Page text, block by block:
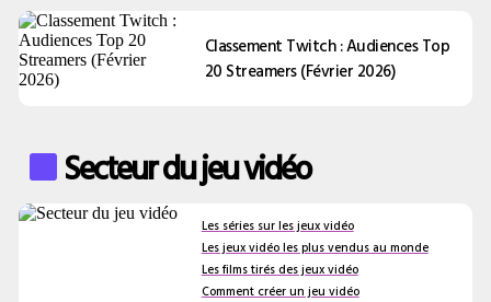
Classement Twitch : Audiences Top
20 Streamers (Février 2026)
Secteur du jeu vidéo
Les séries sur les jeux vidéo
Les jeux vidéo les plus vendus au monde
Les films tirés des jeux vidéo
Comment créer un jeu vidéo